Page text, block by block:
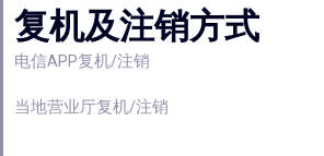
复机及注销方式
电信APP复机/注销
当地营业厅复机/注销